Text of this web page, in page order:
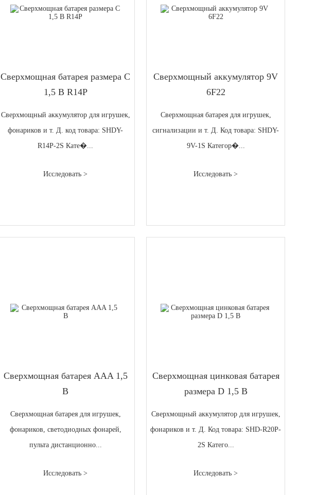
Сверхмощная батарея размера C
1,5 В R14P
Сверхмощный аккумулятор для игрушек,
фонариков и т. Д. код товара: SHDY-
R14P-2S Кате�...
Исследовать >
Сверхмощный аккумулятор 9V
6F22
Сверхмощная батарея для игрушек,
сигнализации и т. Д. Код товара: SHDY-
9V-1S Категор�...
Исследовать >
Сверхмощная батарея AAA 1,5
В
Сверхмощная батарея для игрушек,
фонариков, светодиодных фонарей,
пульта дистанционно...
Исследовать >
Сверхмощная цинковая батарея
размера D 1,5 В
Сверхмощный аккумулятор для игрушек,
фонариков и т. Д. Код товара: SHD-R20P-
2S Катего...
Исследовать >